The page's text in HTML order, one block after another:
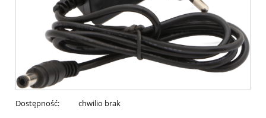
Dostępność: chwilio brak